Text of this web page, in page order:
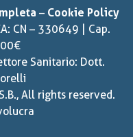
– Cookie Policy
CN – 330649 | Cap.
Sanitario: Dott.
All rights reserved.